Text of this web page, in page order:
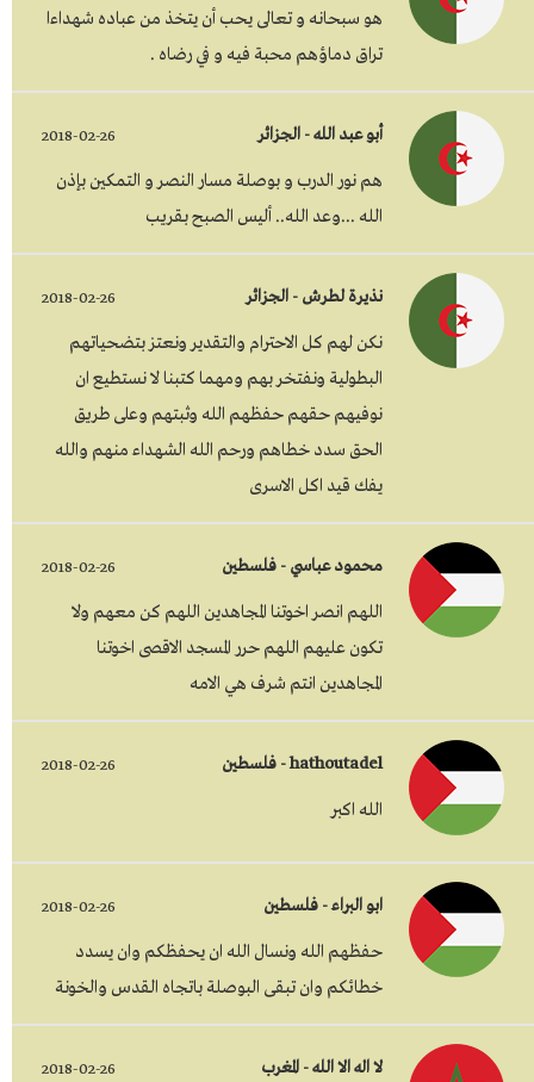
هو سبحانه و تعالى يحب أن يتخذ من عباده شهداءا
تراق دماؤهم محبة فيه و في رضاه .
أبو عبد الله - الجزائر 2018-02-26
هم نور الدرب و بوصلة مسار النصر و التمكين بإذن
الله ...وعد الله.. أليس الصبح بقريب
نذيرة لطرش - الجزائر 2018-02-26
نكن لهم كل الاحترام والتقدير ونعتز بتضحياتهم
البطولية ونفتخر بهم ومهما كتبنا لا نستطيع ان
نوفيهم حقهم حفظهم الله وثبتهم وعلى طريق
الحق سدد خطاهم ورحم الله الشهداء منهم والله
يفك قيد اكل الاسرى
محمود عباسي - فلسطين 2018-02-26
اللهم انصر اخوتنا المجاهدين اللهم كن معهم ولا
تكون عليهم اللهم حرر المسجد الاقصى اخوتنا
المجاهدين انتم شرف هي الامه
hathoutadel - فلسطين 2018-02-26
الله اكبر
ابو البراء - فلسطين 2018-02-26
حفظهم الله ونسال الله ان يحفظكم وان يسدد
خطائكم وان تبقى البوصلة باتجاه القدس والخونة
لا اله الا الله - المغرب 2018-02-26